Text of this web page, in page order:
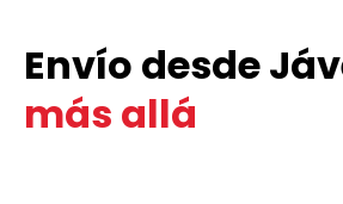
Envío desde
más allá